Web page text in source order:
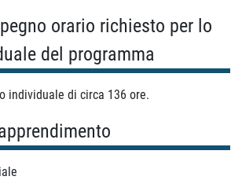
orario richiesto per lo
del programma
individuale di circa 136 ore.